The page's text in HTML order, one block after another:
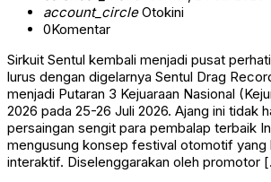
account_circleOtokini
0Komentar
Sirkuit Sentul kembali menjadi pusat
lurus dengan digelarnya Sentul Drag
menjadi Putaran 3 Kejuaraan Nasional
2026 pada 25-26 Juli 2026. Ajang ini tidak
persaingan sengit para pembalap terbaik
mengusung konsep festival otomotif yang
interaktif. Diselenggarakan oleh promotor